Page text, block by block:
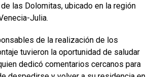
las Dolomitas, ubicado en la región
Julia.
de la realización de los
tuvieron la oportunidad de saludar
dedicó comentarios cercanos para